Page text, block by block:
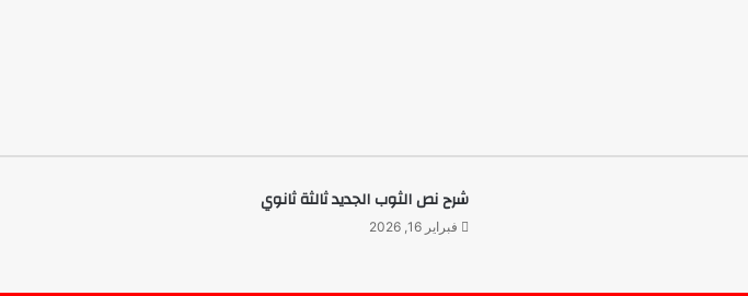
شرح نص الثوب الجديد ثالثة ثانوي
فبراير 16, 2026